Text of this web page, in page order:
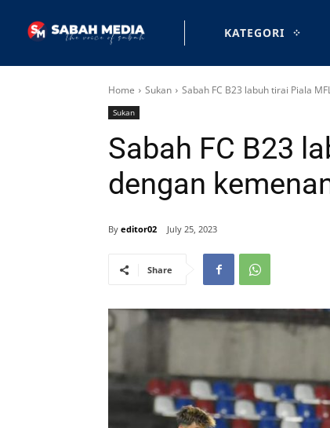
KATEGORI
Home Sukan Sabah FC B23 labuh tirai Piala
Sukan
Sabah FC B23
dengan
By editor02 July 25, 2023
Share